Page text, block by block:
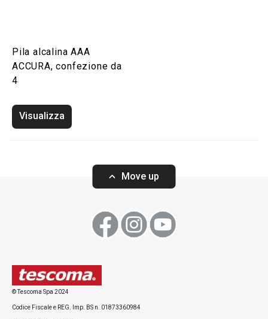
Pila alcalina AAA
ACCURA, confezione da
4
Visualizza
Move up
© Tescoma Spa 2024
Codice Fiscale e REG. Imp. BS n. 01873360984